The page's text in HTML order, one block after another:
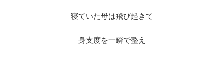
寝ていた母は飛び起きて
身支度を一瞬で整え